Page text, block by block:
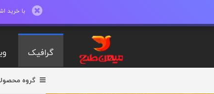
با خرید اشتراک ماهیانه تا 600
گرافیک
گروه